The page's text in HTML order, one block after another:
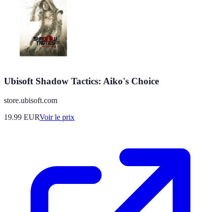
Ubisoft Shadow Tactics: Aiko's Choice
store.ubisoft.com
19.99 EURVoir le prix